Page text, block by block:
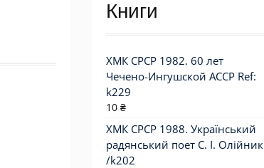
Книги
ХМК СРСР 1982. 60 лет
Чечено-Ингушской АССР Ref:
k229
10 ₴
ХМК СРСР 1988. Український
радянський поет С. І. Олійник
/k202